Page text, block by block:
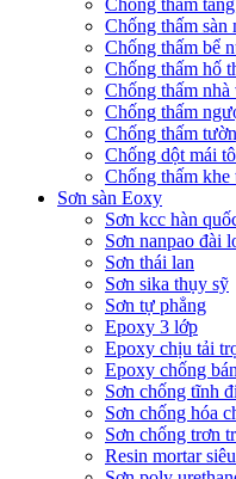
Chống thấm
Chống thấm sàn
Chống thấm bể
Chống thấm hố
Chống thấm nhà
Chống thấm
Chống thấm
Chống dột mái
Chống thấm khe
Sơn sàn Eoxy
Sơn kcc hàn
Sơn nanpao đài
Sơn thái lan
Sơn sika thụy sỹ
Sơn tự phẳng
Epoxy 3 lớp
Epoxy chịu tải
Epoxy chống
Sơn chống tĩnh
Sơn chống hóa
Sơn chống trơn
Resin mortar